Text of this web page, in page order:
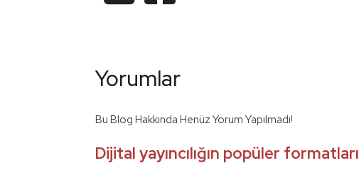
Yorumlar
Bu Blog Hakkında Henüz Yorum Yapılmadı!
Dijital yayıncılığın popüler formatları